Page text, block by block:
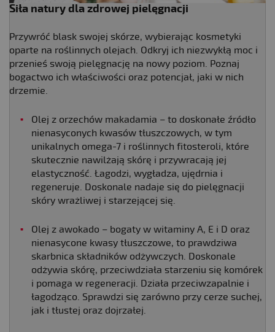
Siła natury dla zdrowej pielęgnacji
Przywróć blask swojej skórze, wybierając kosmetyki
oparte na roślinnych olejach. Odkryj ich niezwykłą moc i
przenieś swoją pielęgnację na nowy poziom. Poznaj
bogactwo ich właściwości oraz potencjał, jaki w nich
drzemie.
Olej z orzechów makadamia – to doskonałe źródło
nienasyconych kwasów tłuszczowych, w tym
unikalnych omega-7 i roślinnych fitosteroli, które
skutecznie nawilżają skórę i przywracają jej
elastyczność. Łagodzi, wygładza, ujędrnia i
regeneruje. Doskonale nadaje się do pielęgnacji
skóry wrażliwej i starzejącej się.
Olej z awokado – bogaty w witaminy A, E i D oraz
nienasycone kwasy tłuszczowe, to prawdziwa
skarbnica składników odżywczych. Doskonale
odżywia skórę, przeciwdziała starzeniu się komórek
i pomaga w regeneracji. Działa przeciwzapalnie i
łagodząco. Sprawdzi się zarówno przy cerze suchej,
jak i tłustej oraz dojrzałej.